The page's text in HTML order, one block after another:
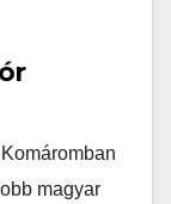
magyar